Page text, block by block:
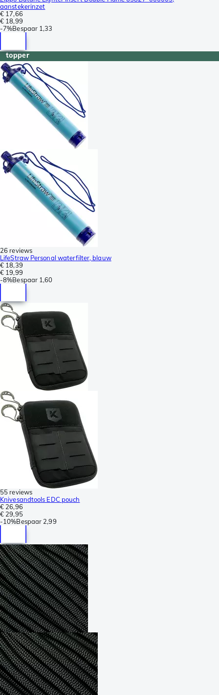
aanstekerinzet
€ 17,66
€ 18,99
-7%Bespaar 1,33
topper
26 reviews
LifeStraw Personal waterfilter, blauw
€ 18,39
€ 19,99
-8%Bespaar 1,60
55 reviews
Knivesandtools EDC pouch
€ 26,96
€ 29,95
-10%Bespaar 2,99